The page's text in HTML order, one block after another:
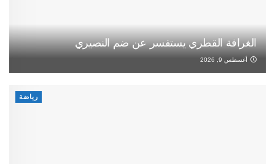
الغرافة القطري يستفسر عن ضم النصيري
أغسطس 9, 2026
رياضة